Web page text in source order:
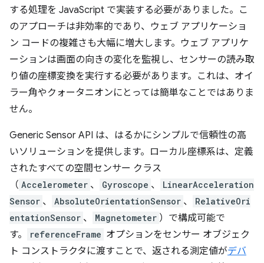
する処理を JavaScript で実装する必要がありました。こ
のアプローチは非効率的であり、ウェブ アプリケーショ
ン コードの複雑さも大幅に増大します。ウェブ アプリケ
ーションは画面の向きの変化を監視し、センサーの読み取
り値の座標変換を実行する必要があります。これは、オイ
ラー角やクォータニオンにとっては簡単なことではありま
せん。
Generic Sensor API は、はるかにシンプルで信頼性の高
いソリューションを提供します。ローカル座標系は、定義
されたすべての空間センサー クラス
（ Accelerometer 、 Gyroscope 、
LinearAcceleration
Sensor 、 AbsoluteOrientationSensor 、
RelativeOri
entationSensor 、 Magnetometer ）で構成可能で
す。
referenceFrame オプションをセンサー オブジェク
ト コンストラクタに渡すことで、返される測定値がデバ